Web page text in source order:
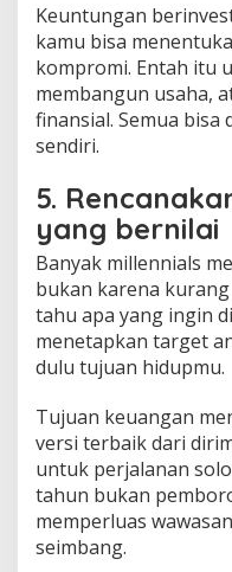
Keuntungan
kamu bisa
kompromi. Entah itu
membangun usaha,
finansial. Semua bisa
sendiri.
5.
yang bernilai
Banyak millennials
bukan karena
tahu apa yang ingin
menetapkan target
dulu tujuan hidupmu.
Tujuan keuangan
versi terbaik dari
untuk perjalanan
tahun bukan
memperluas
seimbang.